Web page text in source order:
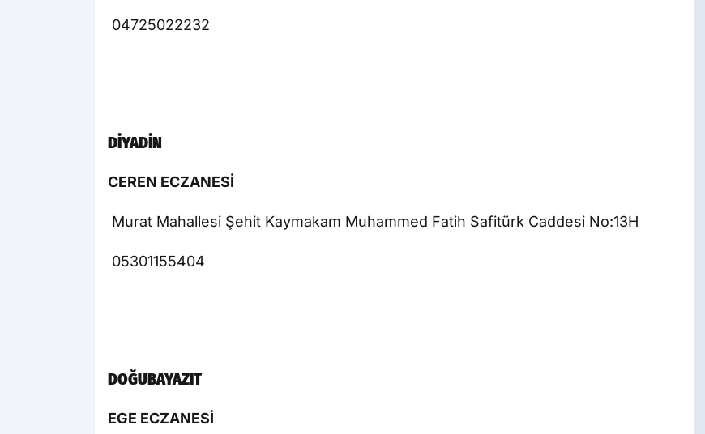
04725022232
DİYADİN
CEREN ECZANESİ
Murat Mahallesi Şehit Kaymakam Muhammed Fatih Safitürk Caddesi No:13H
05301155404
DOĞUBAYAZIT
EGE ECZANESİ